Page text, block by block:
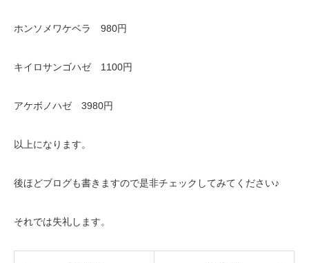
ホンソメワケベラ 980円
キイロサンゴハゼ 1100円
アケボノハゼ 3980円
以上になります。
後ほどブログも書きますので是非チェックしてみてください♪
それでは失礼します。